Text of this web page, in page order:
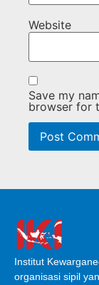
Website
Save my
browser for
Institut
organisasi sipil